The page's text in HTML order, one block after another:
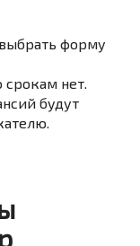
форму
срокам нет.
будут